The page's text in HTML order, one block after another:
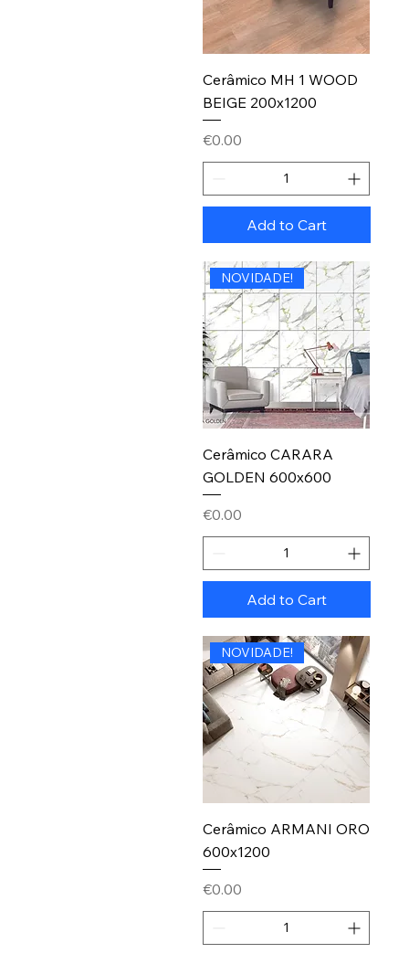
Cerâmico MH 1 WOOD
BEIGE 200x1200
Price
€0.00
Add to Cart
NOVIDADE!
Cerâmico CARARA
GOLDEN 600x600
Price
€0.00
Add to Cart
NOVIDADE!
Cerâmico ARMANI ORO
600x1200
Price
€0.00